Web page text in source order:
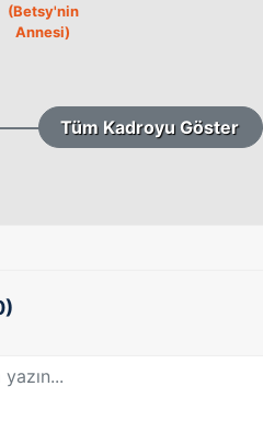
(Betsy'nin
Annesi)
Tüm Kadroyu Göster